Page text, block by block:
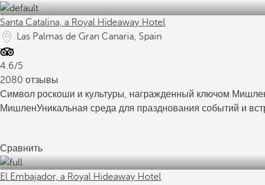
Santa Catalina, a Royal Hideaway Hotel
Las Palmas de Gran Canaria, Spain
4.6/5
2080 отзывы
Символ роскоши и культуры, награжденный ключом
МишленУникальная среда для празднования событий и
Сравнить
El Embajador, a Royal Hideaway Hotel